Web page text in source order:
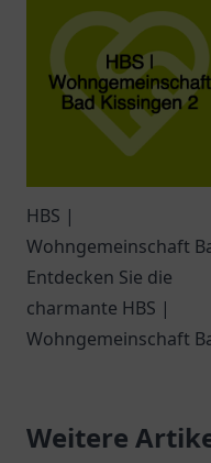
Dienstleistungen und
ein engagiertes Team
erwarten Sie.
HBS |
Wohngemeinschaft
Kissingen 2
Entdecken Sie die
charmante HBS |
Wohngemeinschaft
Gemeinschaft und
Weitere